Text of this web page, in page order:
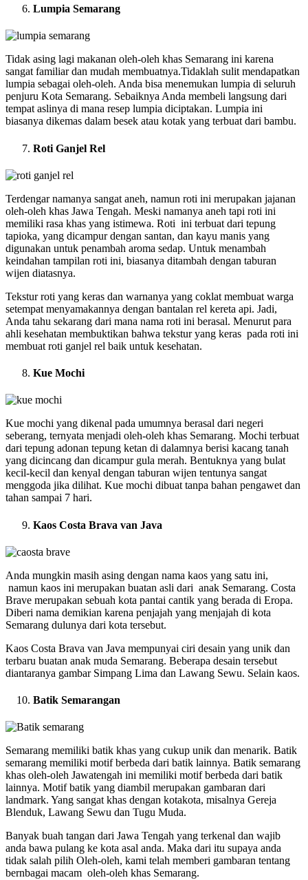
Lumpia Semarang
Tidak asing lagi makanan oleh-oleh khas Semarang ini karena
sangat familiar dan mudah membuatnya.Tidaklah sulit mendapatkan
lumpia sebagai oleh-oleh. Anda bisa menemukan lumpia di seluruh
penjuru Kota Semarang. Sebaiknya Anda membeli langsung dari
tempat aslinya di mana resep lumpia diciptakan. Lumpia ini
biasanya dikemas dalam besek atau kotak yang terbuat dari bambu.
Roti Ganjel Rel
Terdengar namanya sangat aneh, namun roti ini merupakan jajanan
oleh-oleh khas Jawa Tengah. Meski namanya aneh tapi roti ini
memiliki rasa khas yang istimewa. Roti ini terbuat dari tepung
tapioka, yang dicampur dengan santan, dan kayu manis yang
digunakan untuk penambah aroma sedap. Untuk menambah
keindahan tampilan roti ini, biasanya ditambah dengan taburan
wijen diatasnya.
Tekstur roti yang keras dan warnanya yang coklat membuat warga
setempat menyamakannya dengan bantalan rel kereta api. Jadi,
Anda tahu sekarang dari mana nama roti ini berasal. Menurut para
ahli kesehatan membuktikan bahwa tekstur yang keras pada roti ini
membuat roti ganjel rel baik untuk kesehatan.
Kue Mochi
Kue mochi yang dikenal pada umumnya berasal dari negeri
seberang, ternyata menjadi oleh-oleh khas Semarang. Mochi terbuat
dari tepung adonan tepung ketan di dalamnya berisi kacang tanah
yang dicincang dan dicampur gula merah. Bentuknya yang bulat
kecil-kecil dan kenyal dengan taburan wijen tentunya sangat
menggoda jika dilihat. Kue mochi dibuat tanpa bahan pengawet dan
tahan sampai 7 hari.
Kaos Costa Brava van Java
Anda mungkin masih asing dengan nama kaos yang satu ini,
namun kaos ini merupakan buatan asli dari anak Semarang. Costa
Brave merupakan sebuah kota pantai cantik yang berada di Eropa.
Diberi nama demikian karena penjajah yang menjajah di kota
Semarang dulunya dari kota tersebut.
Kaos Costa Brava van Java mempunyai ciri desain yang unik dan
terbaru buatan anak muda Semarang. Beberapa desain tersebut
diantaranya gambar Simpang Lima dan Lawang Sewu. Selain kaos.
Batik Semarangan
Semarang memiliki batik khas yang cukup unik dan menarik. Batik
semarang memiliki motif berbeda dari batik lainnya. Batik semarang
khas oleh-oleh Jawatengah ini memiliki motif berbeda dari batik
lainnya. Motif batik yang diambil merupakan gambaran dari
landmark. Yang sangat khas dengan kotakota, misalnya Gereja
Blenduk, Lawang Sewu dan Tugu Muda.
Banyak buah tangan dari Jawa Tengah yang terkenal dan wajib
anda bawa pulang ke kota asal anda. Maka dari itu supaya anda
tidak salah pilih Oleh-oleh, kami telah memberi gambaran tentang
bernbagai macam oleh-oleh khas Semarang.